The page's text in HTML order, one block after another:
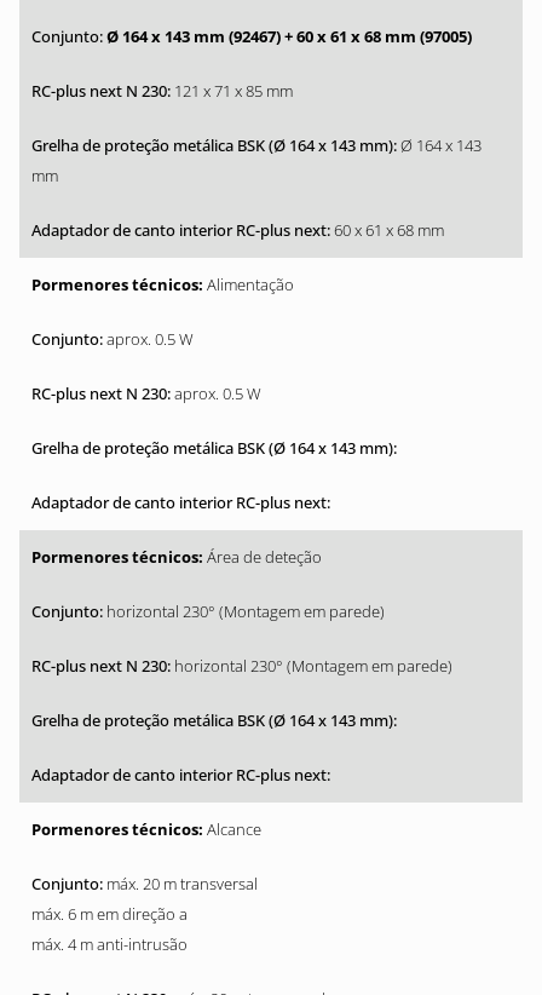
Ø 164 x 143 mm (92467)+ 60 x 61 x 68 mm (97005)
121 x 71 x 85 mm
Ø 164 x 143
mm
60 x 61 x 68 mm
Alimentação
aprox. 0.5 W
aprox. 0.5 W
Área de deteção
horizontal 230° (Montagem em parede)
horizontal 230° (Montagem em parede)
Alcance
máx. 20 m transversal
máx. 6 m em direção a
máx. 4 m anti-intrusão